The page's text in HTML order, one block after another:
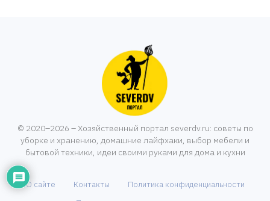
© 2020–2026 – Хозяйственный портал severdv.ru: советы по
уборке и хранению, домашние лайфхаки, выбор мебели и
бытовой техники, идеи своими руками для дома и кухни
О сайте Контакты
Политика конфиденциальности